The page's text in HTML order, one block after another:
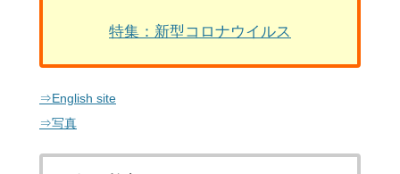
特集：新型コロナウイルス
⇒English site
⇒写真